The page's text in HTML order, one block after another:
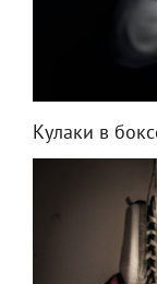
Кулаки в